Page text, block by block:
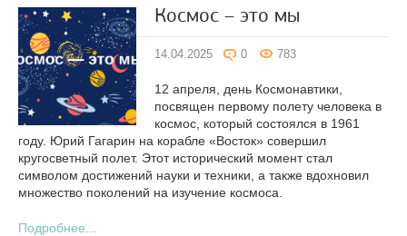
Космос – это мы
14.04.2025 0 783
12 апреля, день Космонавтики,
посвящен первому полету человека в
космос, который состоялся в 1961
году. Юрий Гагарин на корабле «Восток» совершил
кругосветный полет. Этот исторический момент стал
символом достижений науки и техники, а также вдохновил
множество поколений на изучение космоса.
Подробнее...